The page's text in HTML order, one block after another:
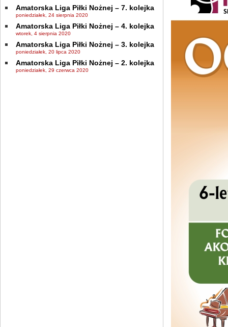
Amatorska Liga Piłki Nożnej – 7. kolejka
poniedziałek, 24 sierpnia 2020
Amatorska Liga Piłki Nożnej – 4. kolejka
wtorek, 4 sierpnia 2020
Amatorska Liga Piłki Nożnej – 3. kolejka
poniedziałek, 20 lipca 2020
Amatorska Liga Piłki Nożnej – 2. kolejka
poniedziałek, 29 czerwca 2020